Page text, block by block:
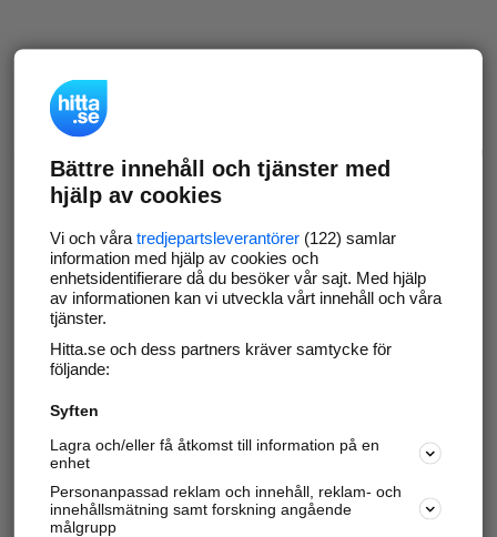
Bättre innehåll och tjänster med
hjälp av cookies
Vi och våra tredjepartsleverantörer(122) samlar
information med hjälp av cookies och
enhetsidentifierare då du besöker vår sajt. Med hjälp
av informationen kan vi utveckla vårt innehåll och våra
tjänster.
Hitta.se och dess partners kräver samtycke för
följande:
Syften
Lagra och/eller få åtkomst till information på en
enhet
Personanpassad reklam och innehåll, reklam- och
innehållsmätning samt forskning angående
målgrupp